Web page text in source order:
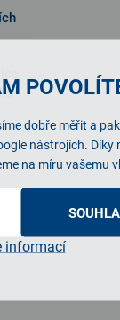
dobře měřit a
nástrojích. Díky
na míru vašemu
informací